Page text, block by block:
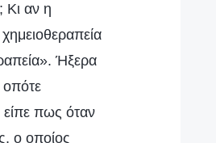
Κι αν η
Ήξερα
οπότε
πως όταν
ο οποίος